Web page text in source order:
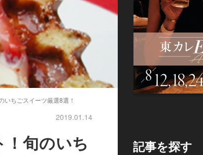
いちごスイーツ厳選8選！
2019.01.14
旬のいち
記事を探す